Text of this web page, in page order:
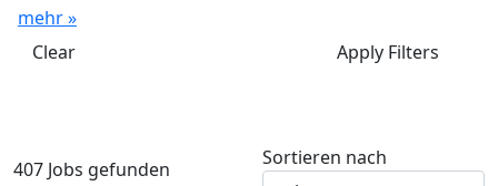
mehr »
Clear
Apply Filters
407 Jobs gefunden Sortieren nach